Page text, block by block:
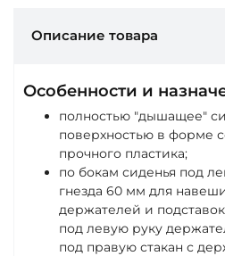
Описание товара
Особенности и
полностью "дышащее"
поверхностью в форме
прочного пластика;
по бокам сиденья под
гнезда 60 мм для
держателей и
под левую руку
под правую стакан с